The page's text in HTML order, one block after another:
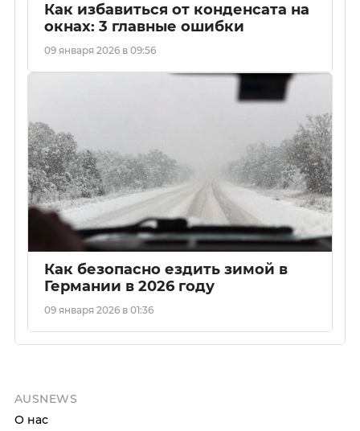
Как избавиться от конденсата на
окнах: 3 главные ошибки
09 января 2026 в 09:56
Как безопасно ездить зимой в
Германии в 2026 году
09 января 2026 в 01:36
AUSNEWS
О нас